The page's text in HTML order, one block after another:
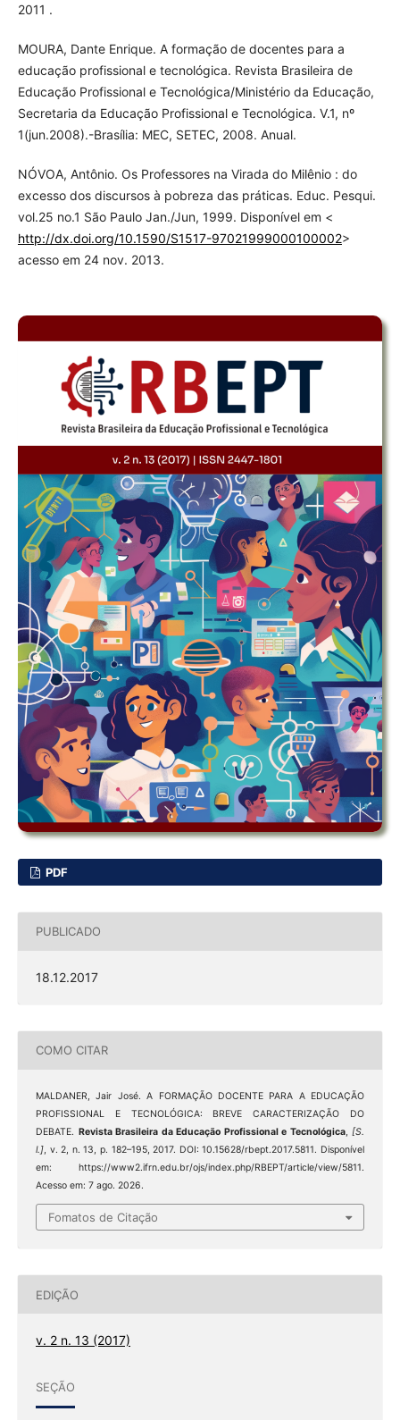
2011 .
MOURA, Dante Enrique. A formação de docentes para a
educação profissional e tecnológica. Revista Brasileira de
Educação Profissional e Tecnológica/Ministério da Educação,
Secretaria da Educação Profissional e Tecnológica. V.1, nº
1(jun.2008).-Brasília: MEC, SETEC, 2008. Anual.
NÓVOA, Antônio. Os Professores na Virada do Milênio : do
excesso dos discursos à pobreza das práticas. Educ. Pesqui.
vol.25 no.1 São Paulo Jan./Jun, 1999. Disponível em <
http://dx.doi.org/10.1590/S1517-97021999000100002>
acesso em 24 nov. 2013.
PDF
PUBLICADO
18.12.2017
COMO CITAR
MALDANER, Jair José. A FORMAÇÃO DOCENTE PARA A EDUCAÇÃO
PROFISSIONAL E TECNOLÓGICA: BREVE CARACTERIZAÇÃO DO
DEBATE. Revista Brasileira da Educação Profissional e Tecnológica, [S.
l.], v. 2, n. 13, p. 182–195, 2017. DOI: 10.15628/rbept.2017.5811. Disponível
em: https://www2.ifrn.edu.br/ojs/index.php/RBEPT/article/view/5811.
Acesso em: 7 ago. 2026.
Fomatos de Citação
EDIÇÃO
v. 2 n. 13 (2017)
SEÇÃO